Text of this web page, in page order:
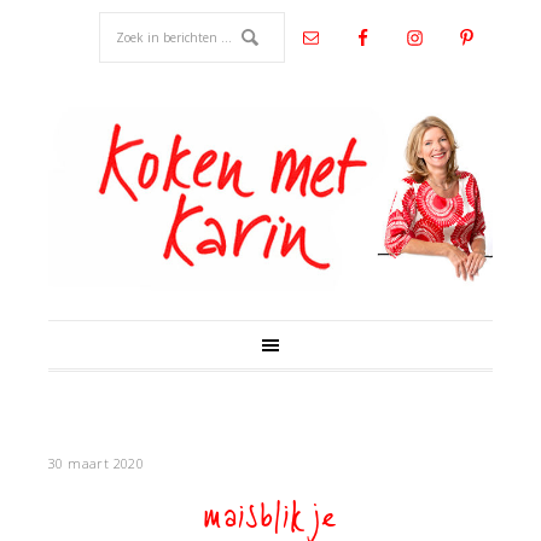
30 maart 2020
maisblikje